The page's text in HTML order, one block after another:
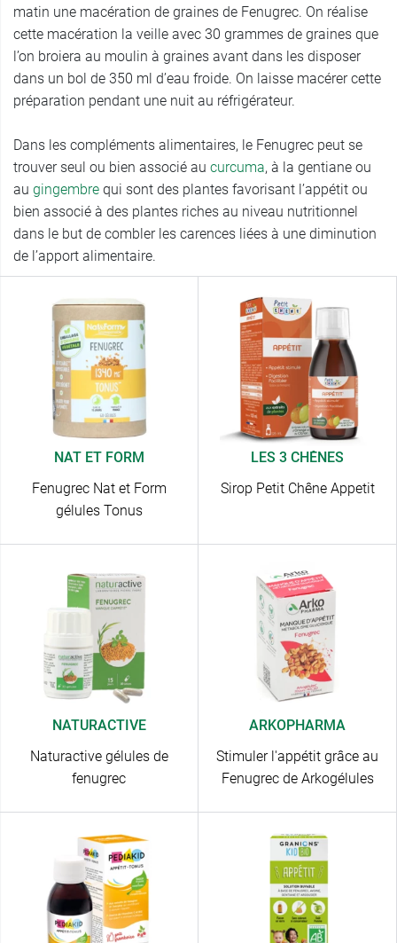
matin une macération de graines de Fenugrec. On réalise
cette macération la veille avec 30 grammes de graines que
l’on broiera au moulin à graines avant dans les disposer
dans un bol de 350 ml d’eau froide. On laisse macérer cette
préparation pendant une nuit au réfrigérateur.
Dans les compléments alimentaires, le Fenugrec peut se
trouver seul ou bien associé au curcuma, à la gentiane ou
au gingembre qui sont des plantes favorisant l’appétit ou
bien associé à des plantes riches au niveau nutritionnel
dans le but de combler les carences liées à une diminution
de l’apport alimentaire.
NAT ET FORM
Fenugrec Nat et Form
gélules Tonus
LES 3 CHÊNES
Sirop Petit Chêne Appetit
NATURACTIVE
Naturactive gélules de
fenugrec
ARKOPHARMA
Stimuler l'appétit grâce au
Fenugrec de Arkogélules